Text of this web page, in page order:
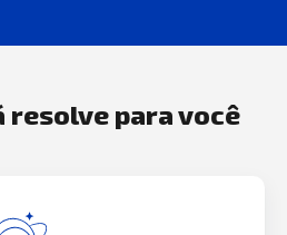
resolve para você